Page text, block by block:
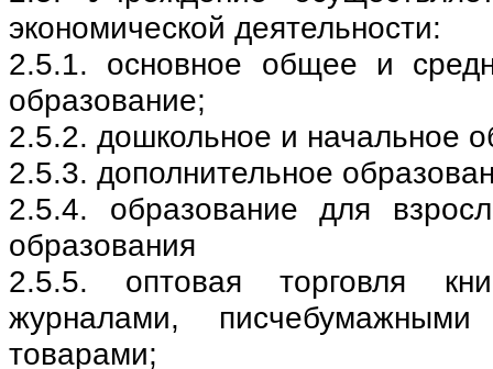
экономической деятельности:
2.5.1. основное общее и
образование;
2.5.2. дошкольное и начальное
2.5.3. дополнительное
2.5.4. образование для
образования
2.5.5. оптовая торговля
журналами,
товарами;